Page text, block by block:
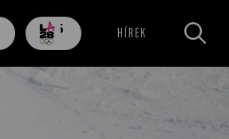
705
nap HÍREK